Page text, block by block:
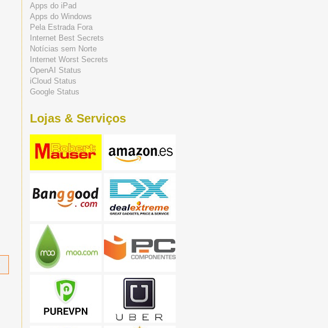
Apps do iPad
Apps do Windows
Pela Estrada Fora
Internet Best Secrets
Notícias sem Norte
Internet Worst Secrets
OpenAI Status
iCloud Status
Google Status
Lojas & Serviços